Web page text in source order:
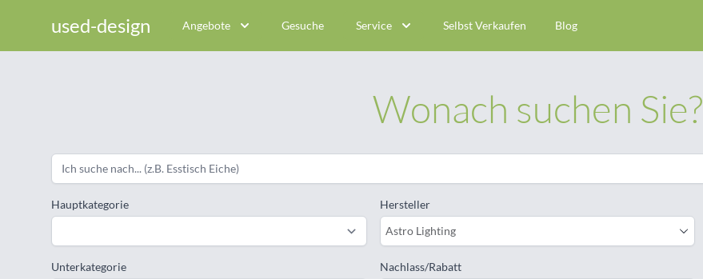
used-design Angebote Gesuche Service Selbst Verkaufen Blog
Wonach suchen Sie?
Hauptkategorie
Unterkategorie
Hersteller
Astro Lighting
Nachlass/Rabatt